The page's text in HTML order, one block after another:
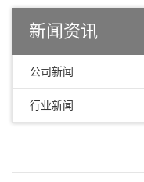
新闻资讯
公司新闻
行业新闻